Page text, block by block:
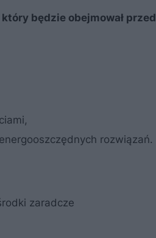
będzie obejmował
rozwiązań.
zaradcze